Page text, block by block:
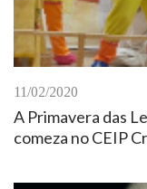
11/02/2020
A Primavera das
comeza no CEIP